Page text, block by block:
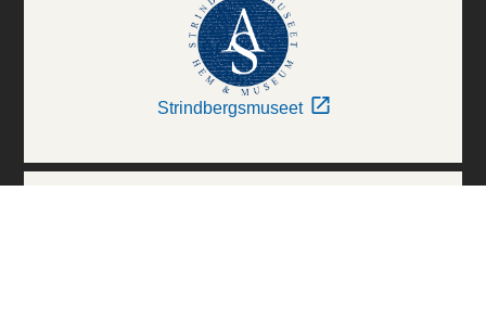
Strindbergsmuseet